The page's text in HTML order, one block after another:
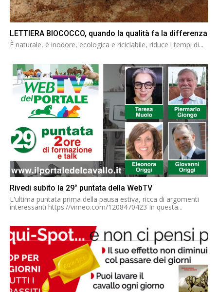
LETTIERA BIOCOCCO, quando la qualità fa la differenza
È naturale, è inodore, ecologica e riciclabile, riduce i tempi di...
Rivedi subito la 29° puntata della WebTV
L'ultima puntata prima della pausa estiva, ricca di argomenti
interessanti https://vimeo.com/1208470423 In questa...